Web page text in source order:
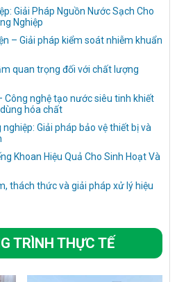
Giải Pháp Nguồn Nước Sạch Cho
Nghiệp
– Giải pháp kiểm soát nhiễm khuẩn
quan trọng đối với chất lượng
Công nghệ tạo nước siêu tinh khiết
hóa chất
Giải pháp bảo vệ thiết bị và
Khoan Hiệu Quả Cho Sinh Hoạt Và
thách thức và giải pháp xử lý hiệu
TRÌNH THỰC TẾ